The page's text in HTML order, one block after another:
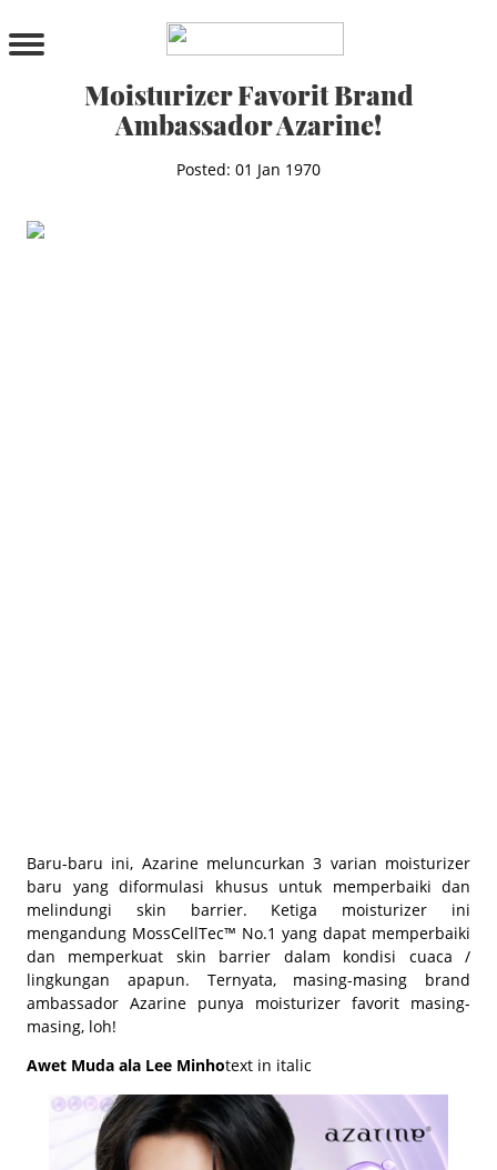
PRODUCTS
Cleanser
Serum & Treatment
Eye Care
Moisturizer Favorit Brand
Ambassador Azarine!
Posted: 01 Jan 1970
Baru-baru ini, Azarine meluncurkan 3 varian moisturizer
baru yang diformulasi khusus untuk memperbaiki dan
melindungi skin barrier. Ketiga moisturizer ini
mengandung MossCellTec™ No.1 yang dapat memperbaiki
dan memperkuat skin barrier dalam kondisi cuaca /
lingkungan apapun. Ternyata, masing-masing brand
ambassador Azarine punya moisturizer favorit masing-
masing, loh!
Awet Muda ala Lee Minhotext in italic